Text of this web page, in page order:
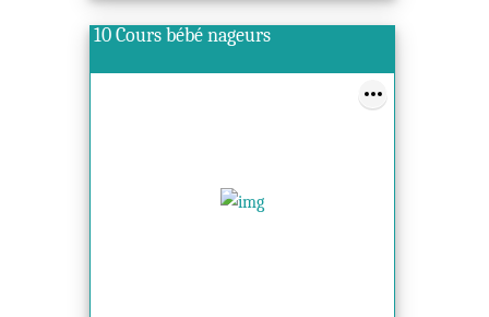
10 Cours bébé nageurs